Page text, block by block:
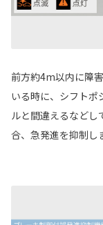
前方約4m以内に障
いる時に、シフトポ
ルと間違えるなどし
合、急発進を抑制し